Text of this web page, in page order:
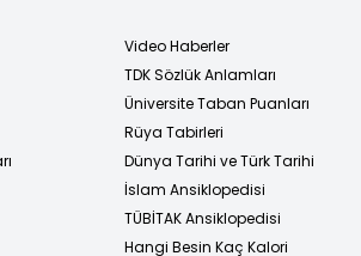
Video Haberler
TDK Sözlük Anlamları
Üniversite Taban Puanları
Rüya Tabirleri
Dünya Tarihi ve Türk Tarihi
İslam Ansiklopedisi
TÜBİTAK Ansiklopedisi
Hangi Besin Kaç Kalori